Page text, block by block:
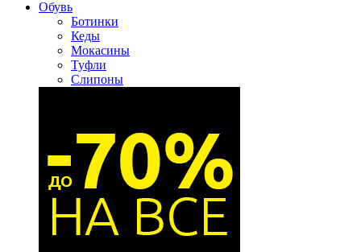
Обувь
Ботинки
Кеды
Мокасины
Туфли
Слипоны